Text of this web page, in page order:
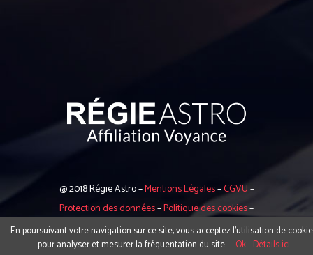
@ 2018 Régie Astro –Mentions Légales–CGVU–
Protection des données–Politique des cookies–
Contact
En poursuivant votre navigation sur ce site, vous acceptez l’utilisation de
pour analyser et mesurer la fréquentation du site.
Ok Détails ici